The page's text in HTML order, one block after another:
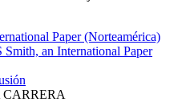
Paper (Norteamérica)
Smith, an International Paper